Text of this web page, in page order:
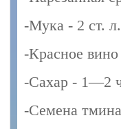
-Мука - 2 ст.
-Красное
-Сахар - 1—2
-Семена